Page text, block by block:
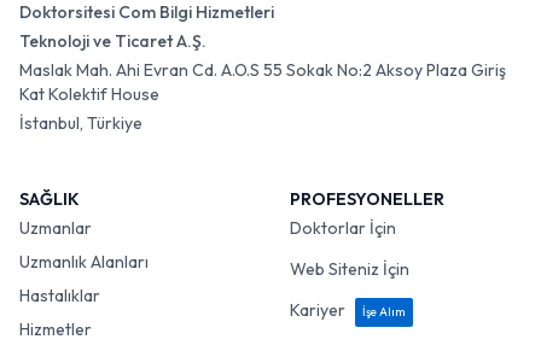
Doktorsitesi Com Bilgi Hizmetleri
Teknoloji ve Ticaret A.Ş.
Maslak Mah. Ahi Evran Cd. A.O.S 55 Sokak No:2 Aksoy Plaza Giriş
Kat Kolektif House
İstanbul, Türkiye
SAĞLIK
Uzmanlar
Uzmanlık Alanları
Hastalıklar
Hizmetler
PROFESYONELLER
Doktorlar İçin
Web Siteniz İçin
Kariyer
İşe Alım